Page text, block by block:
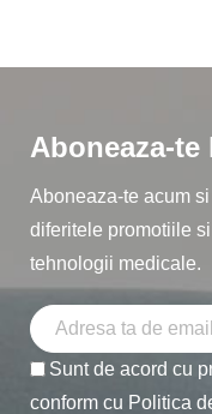
Aboneaza-
Aboneaza-te acum
diferitele promotiile
tehnologii medicale.
Sunt de acord cu
conform cu Politica